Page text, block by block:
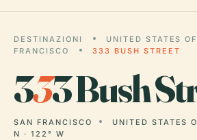
DESTINAZIONI UNITED STATES
FRANCISCO
333 BUSH STREET
333 Bush
SAN FRANCISCO UNITED STATES
N · 122° W